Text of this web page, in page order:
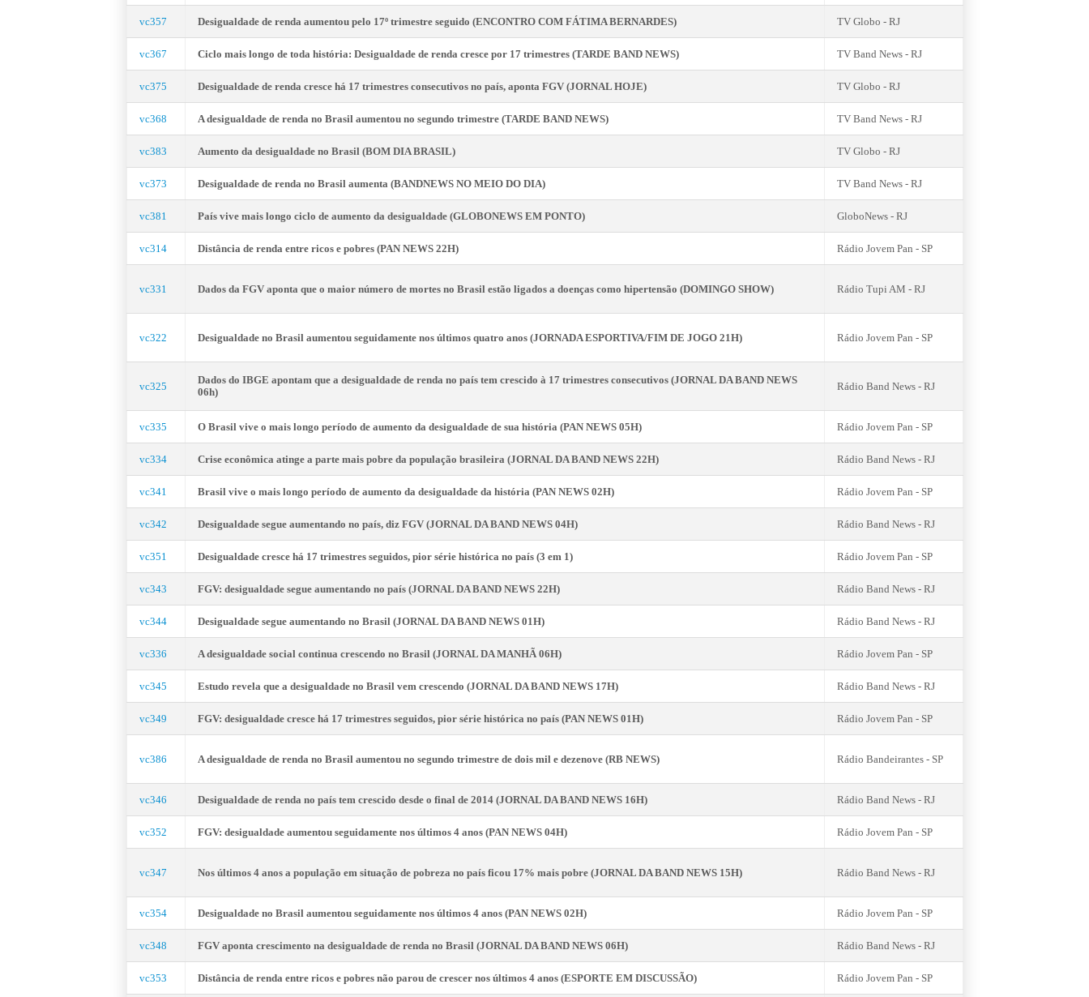
vc357 Desigualdade de renda aumentou pelo 17º trimestre seguido (ENCONTRO COM FÁTIMA BERNARDES) TV Globo - RJ
vc367 Ciclo mais longo de toda história: Desigualdade de renda cresce por 17 trimestres (TARDE BAND NEWS) TV Band News - RJ
vc375 Desigualdade de renda cresce há 17 trimestres consecutivos no país, aponta FGV (JORNAL HOJE) TV Globo - RJ
vc368 A desigualdade de renda no Brasil aumentou no segundo trimestre (TARDE BAND NEWS) TV Band News - RJ
vc383 Aumento da desigualdade no Brasil (BOM DIA BRASIL) TV Globo - RJ
vc373 Desigualdade de renda no Brasil aumenta (BANDNEWS NO MEIO DO DIA) TV Band News - RJ
vc381 País vive mais longo ciclo de aumento da desigualdade (GLOBONEWS EM PONTO) GloboNews - RJ
vc314 Distância de renda entre ricos e pobres (PAN NEWS 22H) Rádio Jovem Pan - SP
vc331 Dados da FGV aponta que o maior número de mortes no Brasil estão ligados a doenças como hipertensão (DOMINGO SHOW) Rádio Tupi AM - RJ
vc322 Desigualdade no Brasil aumentou seguidamente nos últimos quatro anos (JORNADA ESPORTIVA/FIM DE JOGO 21H) Rádio Jovem Pan - SP
vc325
Dados do IBGE apontam que a desigualdade de renda no país tem crescido à 17 trimestres consecutivos (JORNAL DA BAND NEWS
06h)
Rádio Band News - RJ
vc335 O Brasil vive o mais longo período de aumento da desigualdade de sua história (PAN NEWS 05H) Rádio Jovem Pan - SP
vc334 Crise econômica atinge a parte mais pobre da população brasileira (JORNAL DA BAND NEWS 22H) Rádio Band News - RJ
vc341 Brasil vive o mais longo período de aumento da desigualdade da história (PAN NEWS 02H) Rádio Jovem Pan - SP
vc342 Desigualdade segue aumentando no país, diz FGV (JORNAL DA BAND NEWS 04H) Rádio Band News - RJ
vc351 Desigualdade cresce há 17 trimestres seguidos, pior série histórica no país (3 em 1) Rádio Jovem Pan - SP
vc343 FGV: desigualdade segue aumentando no país (JORNAL DA BAND NEWS 22H) Rádio Band News - RJ
vc344 Desigualdade segue aumentando no Brasil (JORNAL DA BAND NEWS 01H) Rádio Band News - RJ
vc336 A desigualdade social continua crescendo no Brasil (JORNAL DA MANHÃ 06H) Rádio Jovem Pan - SP
vc345 Estudo revela que a desigualdade no Brasil vem crescendo (JORNAL DA BAND NEWS 17H) Rádio Band News - RJ
vc349 FGV: desigualdade cresce há 17 trimestres seguidos, pior série histórica no país (PAN NEWS 01H) Rádio Jovem Pan - SP
vc386 A desigualdade de renda no Brasil aumentou no segundo trimestre de dois mil e dezenove (RB NEWS) Rádio Bandeirantes - SP
vc346 Desigualdade de renda no país tem crescido desde o final de 2014 (JORNAL DA BAND NEWS 16H) Rádio Band News - RJ
vc352 FGV: desigualdade aumentou seguidamente nos últimos 4 anos (PAN NEWS 04H) Rádio Jovem Pan - SP
vc347 Nos últimos 4 anos a população em situação de pobreza no país ficou 17% mais pobre (JORNAL DA BAND NEWS 15H) Rádio Band News - RJ
vc354 Desigualdade no Brasil aumentou seguidamente nos últimos 4 anos (PAN NEWS 02H) Rádio Jovem Pan - SP
vc348 FGV aponta crescimento na desigualdade de renda no Brasil (JORNAL DA BAND NEWS 06H) Rádio Band News - RJ
vc353 Distância de renda entre ricos e pobres não parou de crescer nos últimos 4 anos (ESPORTE EM DISCUSSÃO) Rádio Jovem Pan - SP